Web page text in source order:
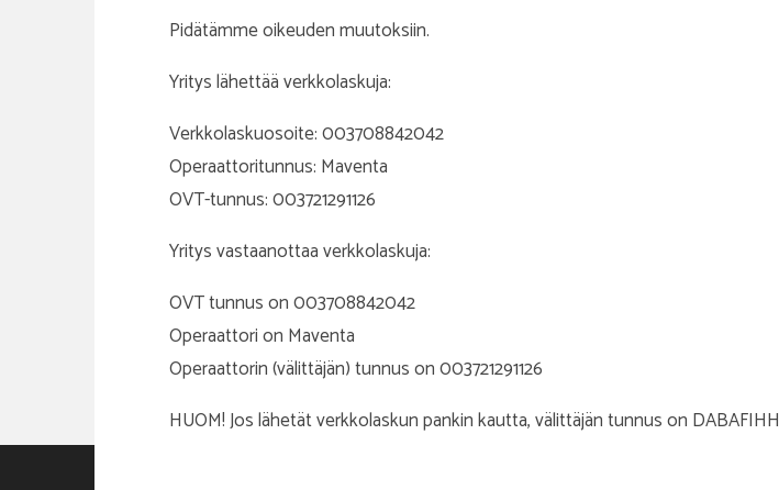
Pidätämme oikeuden muutoksiin.
Yritys lähettää verkkolaskuja:
Verkkolaskuosoite: 003708842042
Operaattoritunnus: Maventa
OVT-tunnus: 003721291126
Yritys vastaanottaa verkkolaskuja:
OVT tunnus on 003708842042
Operaattori on Maventa
Operaattorin (välittäjän) tunnus on 003721291126
HUOM! Jos lähetät verkkolaskun pankin kautta, välittäjän tunnus on DABAFIHH